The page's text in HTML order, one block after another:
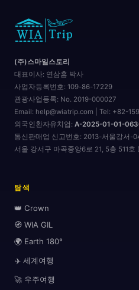
(주)스마일스토리
대표이사: 연삼흠 박사
사업자등록번호: 109-86-17229
관광사업등록: No. 2019-000027
Email: help@wiatrip.com | Tel: +82-
외국인환자유치업: A-2025-01-01-
통신판매업 신고번호: 2013-서울강서-
서울 강서구 마곡중앙6로 21, 5층 511호
탐색
👑 Crown
🧭 WIA GIL
🌍 Earth 180°
✈️ 세계여행
🚀 우주여행